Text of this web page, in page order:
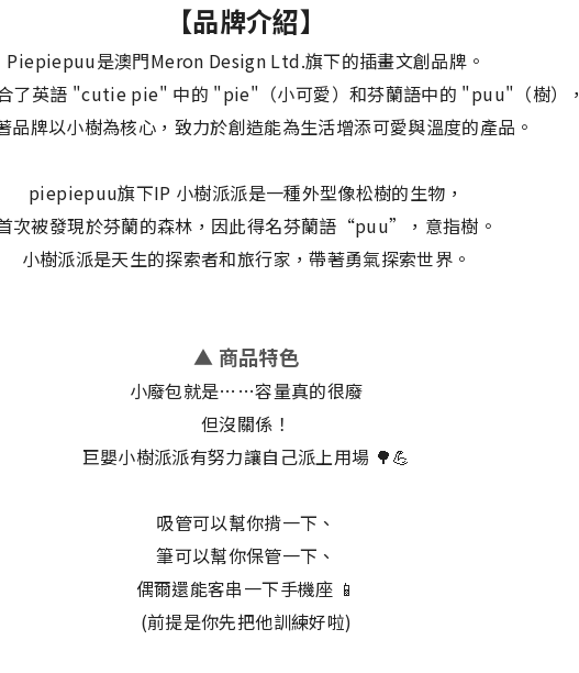
【品牌介紹】
Piepiepuu是澳門Meron Design Ltd.旗下的插畫文創品牌。
了英語 "cutie pie" 中的 "pie"（小可愛）和芬蘭語中的 "puu"（樹），
品牌以小樹為核心，致力於創造能為生活增添可愛與溫度的產品。
piepiepuu旗下IP 小樹派派是一種外型像松樹的生物，
次被發現於芬蘭的森林，因此得名芬蘭語“puu”，意指樹。
小樹派派是天生的探索者和旅行家，帶著勇氣探索世界。
▲ 商品特色
小廢包就是……容量真的很廢
但沒關係！
巨嬰小樹派派有努力讓自己派上用場 🌳💪
吸管可以幫你揹一下、
筆可以幫你保管一下、
偶爾還能客串一下手機座 📱
(前提是你先把他訓練好啦)